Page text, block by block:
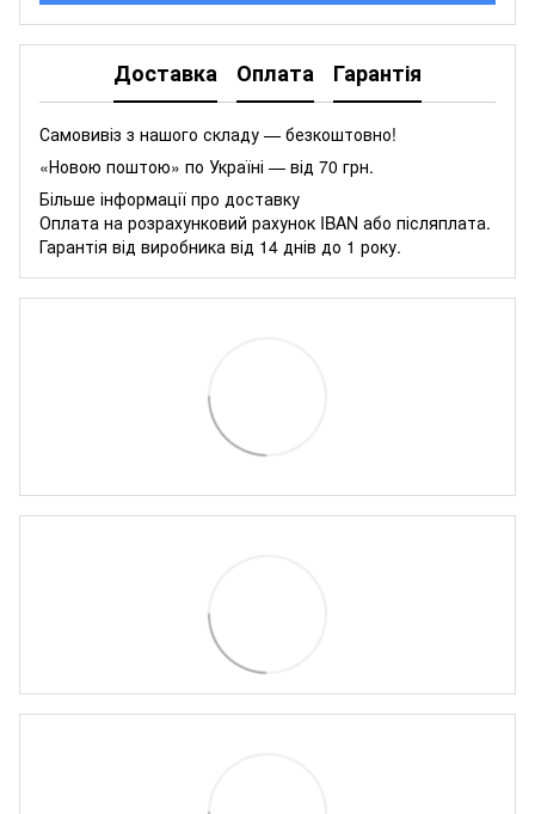
Доставка Оплата Гарантія
Самовивіз з нашого складу — безкоштовно!
«Новою поштою» по Україні — від 70 грн.
Більше інформації про доставку
Оплата на розрахунковий рахунок IBAN або післяплата.
Гарантія від виробника від 14 днів до 1 року.